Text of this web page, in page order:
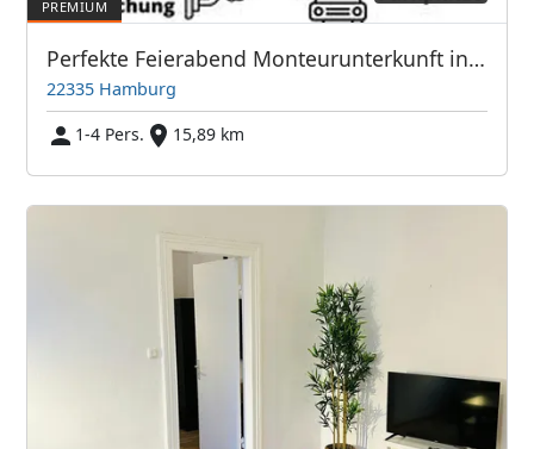
Perfekte Feierabend Monteurunterkunft in Hamburg
22335 Hamburg
1-4 Pers.
15,89 km